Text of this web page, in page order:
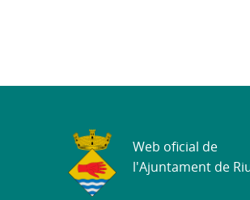
Web oficial de
l'Ajuntament de